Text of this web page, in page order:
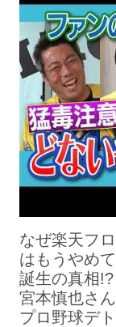
なぜ楽天フ
はもうやめ
誕生の真相
宮本慎也さ
プロ野球デ